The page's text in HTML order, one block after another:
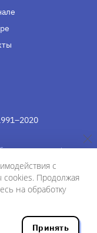
по надзору в сфере
и массовых
13 июня 2019 г.
с
cookies. Продолжая
на обработку
Принять